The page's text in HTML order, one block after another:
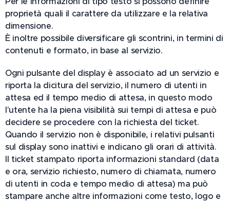
proprietà quali il carattere da utilizzare e la relativa
dimensione.
È inoltre possibile diversificare gli scontrini, in termini di
contenuti e formato, in base al servizio.
Ogni pulsante del display è associato ad un servizio e
riporta la dicitura del servizio, il numero di utenti in
attesa ed il tempo medio di attesa, in questo modo
l'utente ha la piena visibilità sui tempi di attesa e può
decidere se procedere con la richiesta del ticket.
Quando il servizio non è disponibile, i relativi pulsanti
sul display sono inattivi e indicano gli orari di attività.
Il ticket stampato riporta informazioni standard (data
e ora, servizio richiesto, numero di chiamata, numero
di utenti in coda e tempo medio di attesa) ma può
stampare anche altre informazioni come testo, logo e